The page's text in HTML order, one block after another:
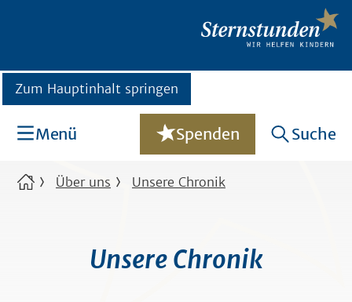
Zum Hauptinhalt springen
Menü Spenden Suche
Über uns Unsere Chronik
Unsere Chronik